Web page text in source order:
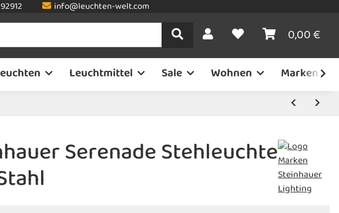
info@leuchten-welt.com
0,00 €
Leuchtmittel Sale Wohnen Marken
Serenade Stehleuchte